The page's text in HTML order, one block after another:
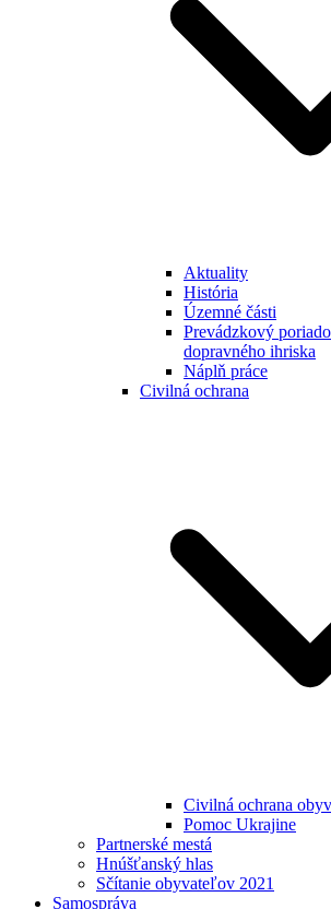
Aktuality
História
Územné části
Prevádzkový
dopravného ihriska
Náplň práce
Civilná ochrana
Civilná ochrana
Pomoc Ukrajine
Partnerské mestá
Hnúšťanský hlas
Sčítanie obyvateľov 2021
Samospráva